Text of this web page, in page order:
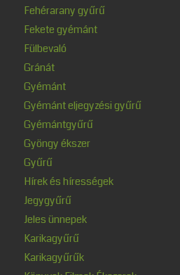
Fehérarany gyűrű
Fekete gyémánt
Fülbevaló
Gránát
Gyémánt
Gyémánt eljegyzési gyűrű
Gyémántgyűrű
Gyöngy ékszer
Gyűrű
Hírek és hírességek
Jegygyűrű
Jeles ünnepek
Karikagyűrű
Karikagyűrűk